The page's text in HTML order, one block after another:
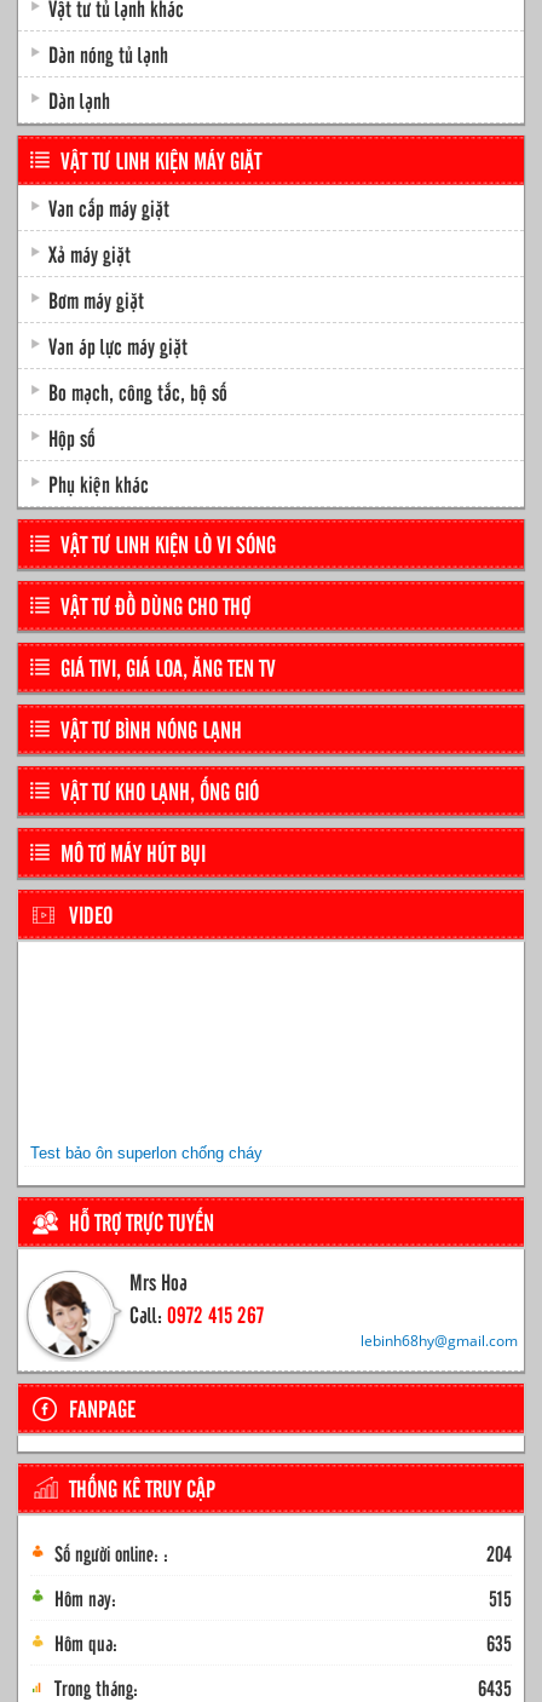
Vật tư tủ lạnh khác
Dàn nóng tủ lạnh
Dàn lạnh
VẬT TƯ LINH KIỆN MÁY GIẶT
Van cấp máy giặt
Xả máy giặt
Bơm máy giặt
Van áp lực máy giặt
Bo mạch, công tắc, bộ số
Hộp số
Phụ kiện khác
VẬT TƯ LINH KIỆN LÒ VI SÓNG
VẬT TƯ ĐỒ DÙNG CHO THỢ
GIÁ TIVI, GIÁ LOA, ĂNG TEN TV
VẬT TƯ BÌNH NÓNG LẠNH
VẬT TƯ KHO LẠNH, ỐNG GIÓ
MÔ TƠ MÁY HÚT BỤI
VIDEO
Test bảo ôn superlon chống cháy
HỖ TRỢ TRỰC TUYẾN
Mrs Hoa
Call: 0972 415 267
lebinh68hy@gmail.com
FANPAGE
THỐNG KÊ TRUY CẬP
Số người online: :
204
Hôm nay:
515
Hôm qua:
635
Trong tháng:
6435